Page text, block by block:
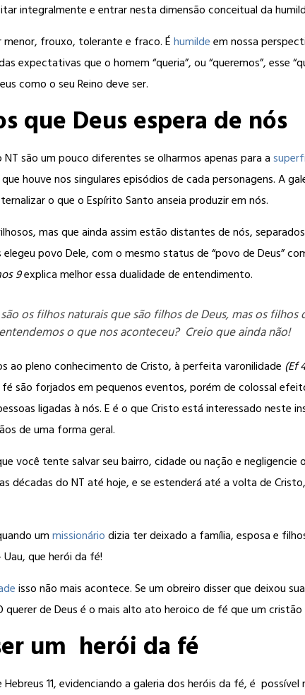
integralmente e entrar nesta dimensão conceitual da
menor, frouxo, tolerante e fraco. Éhumildeem nossa
expectativas que o homem “queria”, ou “queremos”, esse
como o seu Reino deve ser.
que Deus espera de nós
são um pouco diferentes se olharmos apenas para a
houve nos singulares episódios de cada personagens. A
o que o Espírito Santo anseia produzir em nós.
mas que ainda assim estão distantes de nós,
elegeu povo Dele, com o mesmo status de “povo de Deus”
9explica melhor essa dualidade de entendimento.
os filhos naturais que são filhos de Deus, mas os
o que nos aconteceu? Creio que ainda não!
ao pleno conhecimento de Cristo, à perfeita varonilidade (Ef
são forjados em pequenos eventos, porém de colossal
ligadas à nós. E é o que Cristo está interessado neste
de uma forma geral.
você tente salvar seu bairro, cidade ou nação e
décadas do NT até hoje, e se estenderá até a volta de
ummissionáriodizia ter deixado a família, esposa e
que herói da fé!
isso não mais acontece. Se um obreiro disser que deixou
de Deus é o mais alto ato heroico de fé que um
um herói da fé
11, evidenciando a galeria dos heróis da fé, é